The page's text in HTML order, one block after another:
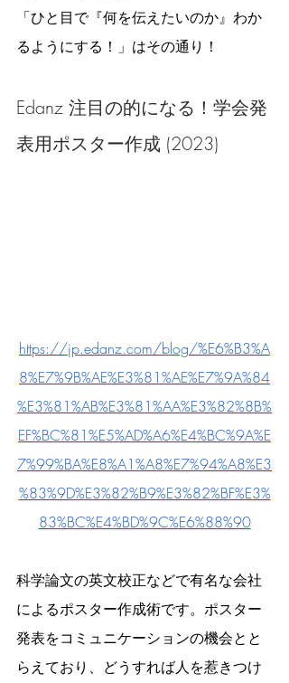
「ひと目で『何を伝えたいのか』わか
るようにする！」はその通り！
Edanz 注目の的になる！学会発
表用ポスター作成 (2023)
https://jp.edanz.com/blog/%E6%B3%A
8%E7%9B%AE%E3%81%AE%E7%9A%84
%E3%81%AB%E3%81%AA%E3%82%8B%
EF%BC%81%E5%AD%A6%E4%BC%9A%E
7%99%BA%E8%A1%A8%E7%94%A8%E3
%83%9D%E3%82%B9%E3%82%BF%E3%
83%BC%E4%BD%9C%E6%88%90
科学論文の英文校正などで有名な会社
によるポスター作成術です。ポスター
発表をコミュニケーションの機会とと
らえており、どうすれば人を惹きつけ